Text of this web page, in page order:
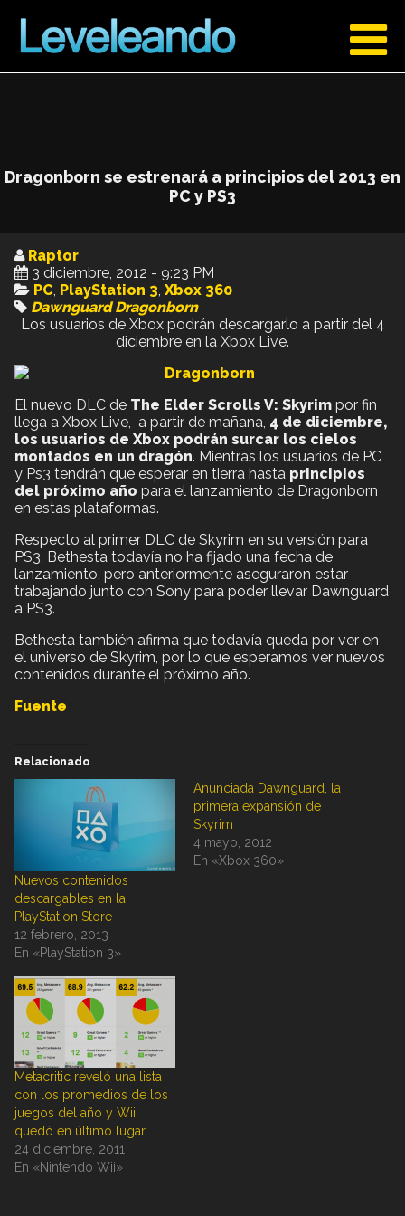
Dragonborn se estrenará a principios del 2013 en
PC y PS3
Raptor
3 diciembre, 2012 - 9:23 PM
PC PlayStation 3 Xbox 360
Dawnguard Dragonborn
Los usuarios de Xbox podrán descargarlo a partir del 4
diciembre en la Xbox Live.
El nuevo DLC de The Elder Scrolls V: Skyrim por fin
llega a Xbox Live, a partir de mañana, 4 de diciembre,
los usuarios de Xbox podrán surcar los cielos
montados en un dragón. Mientras los usuarios de PC
y Ps3 tendrán que esperar en tierra hasta principios
del próximo año para el lanzamiento de Dragonborn
en estas plataformas.
Respecto al primer DLC de Skyrim en su versión para
PS3, Bethesta todavía no ha fijado una fecha de
lanzamiento, pero anteriormente aseguraron estar
trabajando junto con Sony para poder llevar Dawnguard
a PS3.
Bethesta también afirma que todavía queda por ver en
el universo de Skyrim, por lo que esperamos ver nuevos
contenidos durante el próximo año.
Fuente
Relacionado
Nuevos contenidos
descargables en la
PlayStation Store
12 febrero, 2013
En «PlayStation 3»
Anunciada Dawnguard, la
primera expansión de
Skyrim
4 mayo, 2012
En «Xbox 360»
Metacritic reveló una lista
con los promedios de los
juegos del año y Wii
quedó en último lugar
24 diciembre, 2011
En «Nintendo Wii»